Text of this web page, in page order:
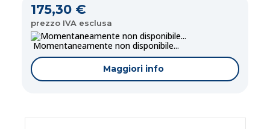
175,30 €
prezzo IVA esclusa
Momentaneamente non disponibile...
Maggiori info